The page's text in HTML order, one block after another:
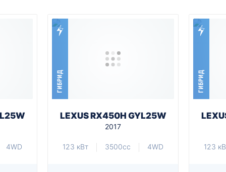
4WD
ГИБРИД
LEXUS RX450H GYL25W
2017
123 кВт 3500cc 4WD
ГИБРИД
123